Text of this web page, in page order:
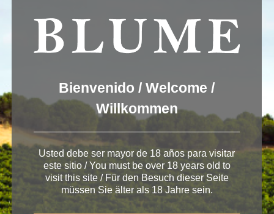
rueda_01
< Bodega de Rueda
Bienvenido / Welcome /
Willkommen
Usted debe ser mayor de 18 años para visitar
este sitio / You must be over 18 years old to
visit this site / Für den Besuch dieser Seite
müssen Sie älter als 18 Jahre sein.